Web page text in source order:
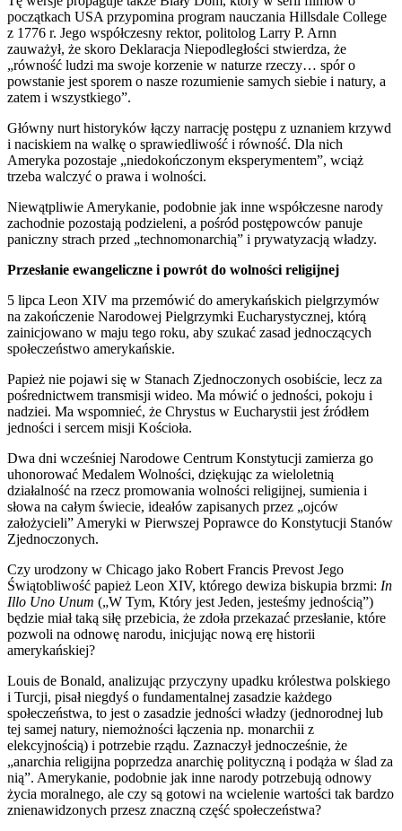
początkach USA przypomina program nauczania Hillsdale College
z 1776 r. Jego współczesny rektor, politolog Larry P. Arnn
zauważył, że skoro Deklaracja Niepodległości stwierdza, że ​​
„równość ludzi ma swoje korzenie w naturze rzeczy… spór o
powstanie jest sporem o nasze rozumienie samych siebie i natury, a
zatem i wszystkiego”.
Główny nurt historyków łączy narrację postępu z uznaniem krzywd
i naciskiem na walkę o sprawiedliwość i równość. Dla nich
Ameryka pozostaje „niedokończonym eksperymentem”, wciąż
trzeba walczyć o prawa i wolności.
Niewątpliwie Amerykanie, podobnie jak inne współczesne narody
zachodnie pozostają podzieleni, a pośród postępowców panuje
paniczny strach przed „technomonarchią” i prywatyzacją władzy.
Przesłanie ewangeliczne i powrót do wolności religijnej
5 lipca Leon XIV ma przemówić do amerykańskich pielgrzymów
na zakończenie Narodowej Pielgrzymki Eucharystycznej, którą
zainicjowano w maju tego roku, aby szukać zasad jednoczących
społeczeństwo amerykańskie.
Papież nie pojawi się w Stanach Zjednoczonych osobiście, lecz za
pośrednictwem transmisji wideo. Ma mówić o jedności, pokoju i
nadziei. Ma wspomnieć, że Chrystus w Eucharystii jest źródłem
jedności i sercem misji Kościoła.
Dwa dni wcześniej Narodowe Centrum Konstytucji zamierza go
uhonorować Medalem Wolności, dziękując za wieloletnią
działalność na rzecz promowania wolności religijnej, sumienia i
słowa na całym świecie, ideałów zapisanych przez „ojców
założycieli” Ameryki w Pierwszej Poprawce do Konstytucji Stanów
Zjednoczonych.
Czy urodzony w Chicago jako Robert Francis Prevost Jego
Świątobliwość papież Leon XIV, którego dewiza biskupia brzmi: In
Illo Uno Unum („W Tym, Który jest Jeden, jesteśmy jednością”)
będzie miał taką siłę przebicia, że zdoła przekazać przesłanie, które
pozwoli na odnowę narodu, inicjując nową erę historii
amerykańskiej?
Louis de Bonald, analizując przyczyny upadku królestwa polskiego
i Turcji, pisał niegdyś o fundamentalnej zasadzie każdego
społeczeństwa, to jest o zasadzie jedności władzy (jednorodnej lub
tej samej natury, niemożności łączenia np. monarchii z
elekcyjnością) i potrzebie rządu. Zaznaczył jednocześnie, że
„anarchia religijna poprzedza anarchię polityczną i podąża w ślad za
nią”. Amerykanie, podobnie jak inne narody potrzebują odnowy
życia moralnego, ale czy są gotowi na wcielenie wartości tak bardzo
znienawidzonych przesz znaczną część społeczeństwa?